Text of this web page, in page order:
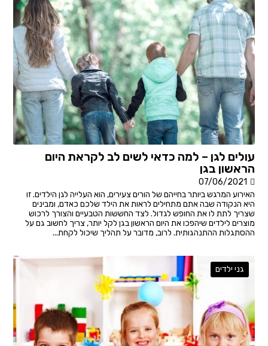
עולים לגן – למה כדאי לשים לב לקראת היום
הראשון בגן
07/06/2021
האירוע המרגש ביותר בחייהם של הורים צעירים, הוא העלייה לגן הילדים. זו
היא הנקודה שבה אתם מתחילים לראות את הילד שלכם כאדם, ומבינים
שצריך לתת לו את החופש לגדול. לצד החששות הטבעיים והצורך לרכוש
מוצרים לילדים שיהפכו את היום הראשון בגן לקל יותר, צריך לחשוב גם על
ההסתגלות ההתנהגותית. לרוב, מדובר על תהליך שיכול לקחת...
גני ילדים